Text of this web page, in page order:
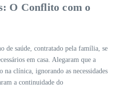
O Conflito com o
de saúde, contratado pela família, se
em casa. Alegaram que a
na clínica, ignorando as necessidades
a continuidade do